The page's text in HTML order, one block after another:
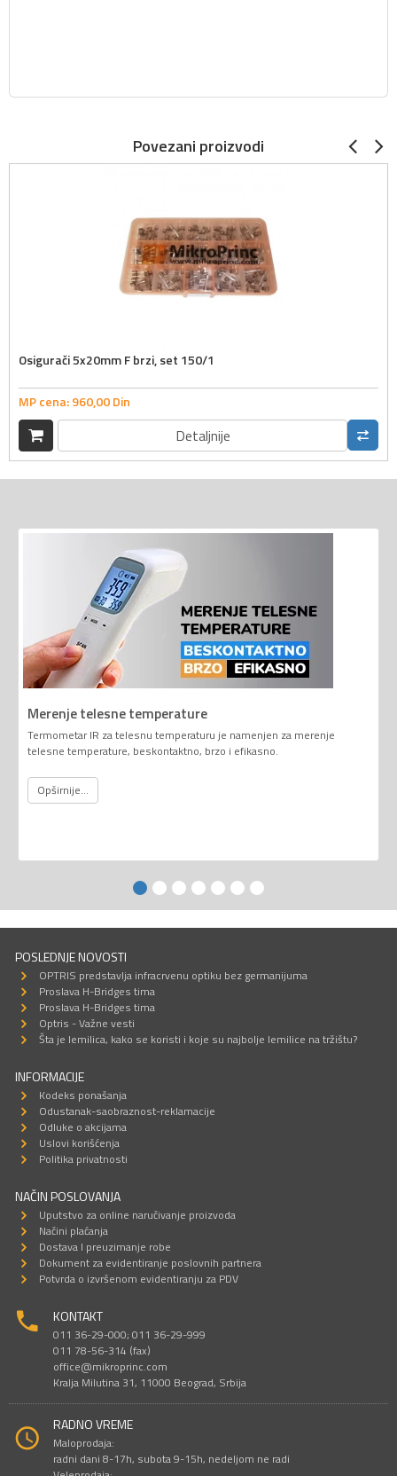
Povezani proizvodi
Osigurači 5x20mm F brzi, set 150/1
MP cena:960,00Din
Detaljnije
Merenje telesne temperature
Termometar IR za telesnu temperaturu je namenjen za merenje
telesne temperature, beskontaktno, brzo i efikasno.
Opširnije...
POSLEDNJE NOVOSTI
OPTRIS predstavlja infracrvenu optiku bez germanijuma
Proslava H-Bridges tima
Proslava H-Bridges tima
Optris - Važne vesti
Šta je lemilica, kako se koristi i koje su najbolje lemilice na tržištu?
INFORMACIJE
Kodeks ponašanja
Odustanak-saobraznost-reklamacije
Odluke o akcijama
Uslovi korišćenja
Politika privatnosti
NAČIN POSLOVANJA
Uputstvo za online naručivanje proizvoda
Načini plaćanja
Dostava I preuzimanje robe
Dokument za evidentiranje poslovnih partnera
Potvrda o izvršenom evidentiranju za PDV
KONTAKT
011 36-29-000; 011 36-29-999
011 78-56-314 (fax)
office@mikroprinc.com
Kralja Milutina 31, 11000 Beograd, Srbija
RADNO VREME
Maloprodaja:
radni dani 8-17h, subota 9-15h, nedeljom ne radi